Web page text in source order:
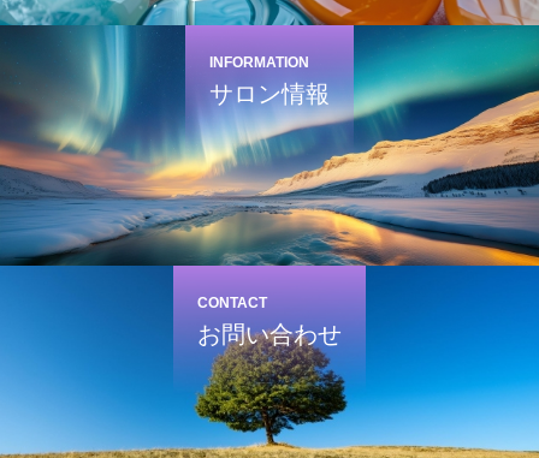
INFORMATION
サロン情報
CONTACT
お問い合わせ